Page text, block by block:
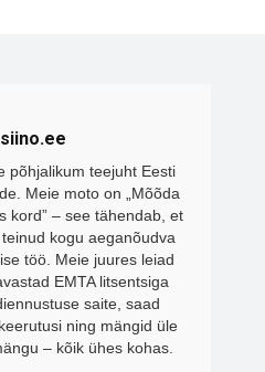
põhjalikum teejuht Eesti
Meie moto on „Mõõda
kord” – see tähendab, et
kogu aeganõudva
töö. Meie juures leiad
EMTA litsentsiga
saite, saad
ning mängid üle
– kõik ühes kohas.